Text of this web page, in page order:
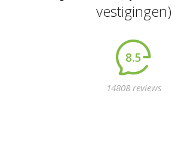
vestigingen)
8.5
14808 reviews